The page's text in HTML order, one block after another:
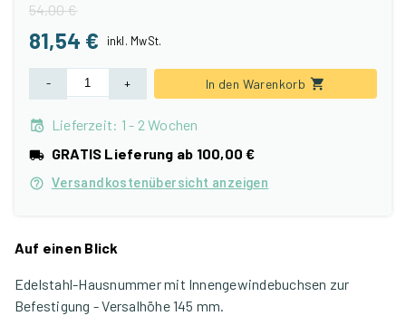
54,00 €
81,54 € inkl. MwSt.
- + In den Warenkorb
Lieferzeit: 1 - 2 Wochen
GRATIS Lieferung ab 100,00 €
Versandkostenübersicht anzeigen
Auf einen Blick
Edelstahl-Hausnummer mit Innengewindebuchsen zur
Befestigung - Versalhöhe 145 mm.